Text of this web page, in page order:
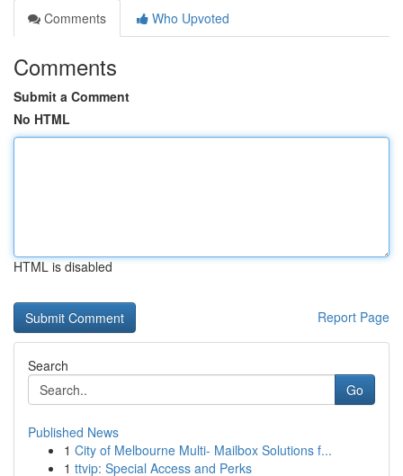
Comments
Who Upvoted
Comments
Submit a Comment
No HTML
HTML is disabled
Report Page
Search
Go
Published News
1 City of Melbourne Multi- Mailbox Solutions f...
1 ttvip: Special Access and Perks